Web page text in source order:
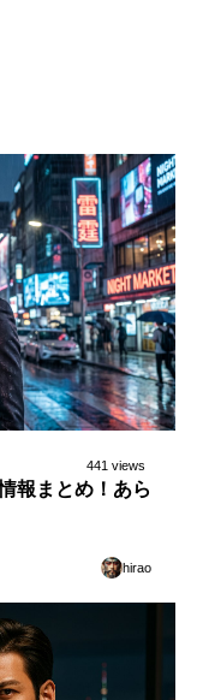
441 views
報まとめ！あら
hirao